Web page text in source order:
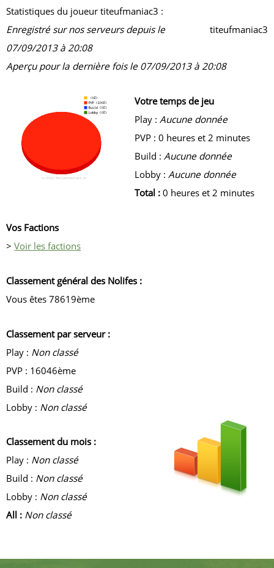
titeufmaniac3
Statistiques du joueur titeufmaniac3 :
Enregistré sur nos serveurs depuis le
07/09/2013 à 20:08
Aperçu pour la dernière fois le 07/09/2013 à 20:08
Votre temps de jeu
Play : Aucune donnée
PVP : 0 heures et 2 minutes
Build : Aucune donnée
Lobby : Aucune donnée
Total : 0 heures et 2 minutes
Vos Factions
> Voir les factions
Classement général des Nolifes :
Vous êtes 78619ème
Classement par serveur :
Play : Non classé
PVP : 16046ème
Build : Non classé
Lobby : Non classé
Classement du mois :
Play : Non classé
Build : Non classé
Lobby : Non classé
All : Non classé